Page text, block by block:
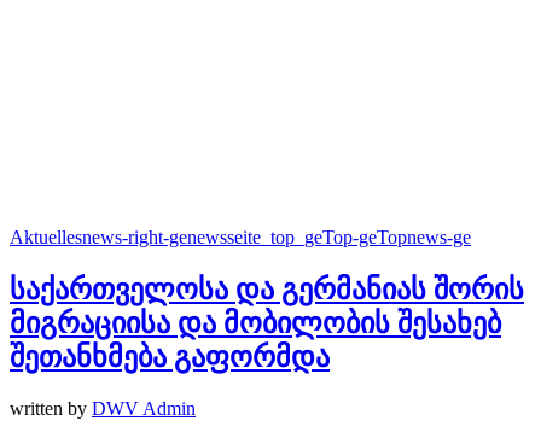
Aktuellesnews-right-genewsseite_top_geTop-geTopnews-ge
საქართველოსა და გერმანიას შორის
მიგრაციისა და მობილობის შესახებ
შეთანხმება გაფორმდა
written by DWV Admin